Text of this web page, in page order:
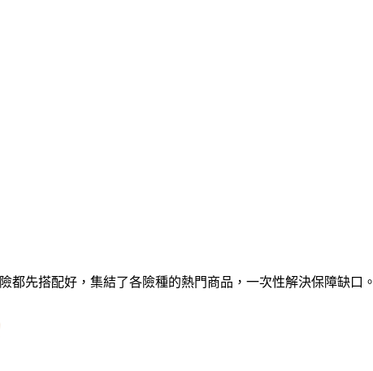
先搭配好，集結了各險種的熱門商品，一次性解決保障缺口。